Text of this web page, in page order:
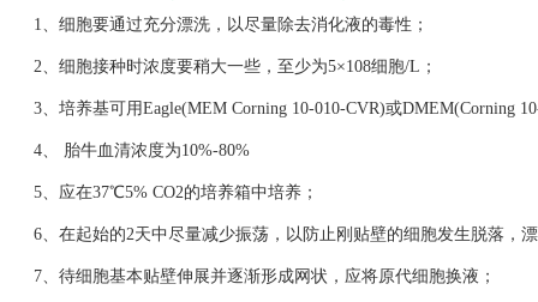
1、细胞要通过充分漂洗，以尽量除去消化液的毒性；
2、细胞接种时浓度要稍大一些，至少为5×108细胞/L；
3、培养基可用Eagle(MEM Corning 10-010-CVR)或DMEM(Corning
4、 胎牛血清浓度为10%-80%
5、应在37℃5% CO2的培养箱中培养；
6、在起始的2天中尽量减少振荡，以防止刚贴壁的细胞发生脱落，
7、待细胞基本贴壁伸展并逐渐形成网状，应将原代细胞换液；